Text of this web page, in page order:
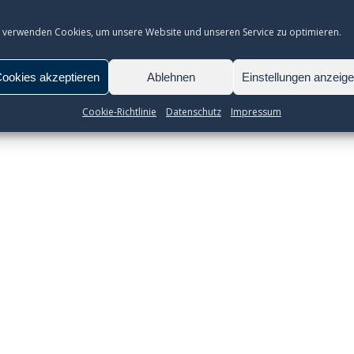
verwenden Cookies, um unsere Website und unseren Service zu optimieren.
akzeptieren Ablehnen Einstellungen
Cookie-Richtlinie Datenschutz Impressum